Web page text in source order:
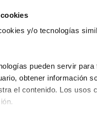
y/o tecnologías
pueden servir
obtener información
el contenido. Los